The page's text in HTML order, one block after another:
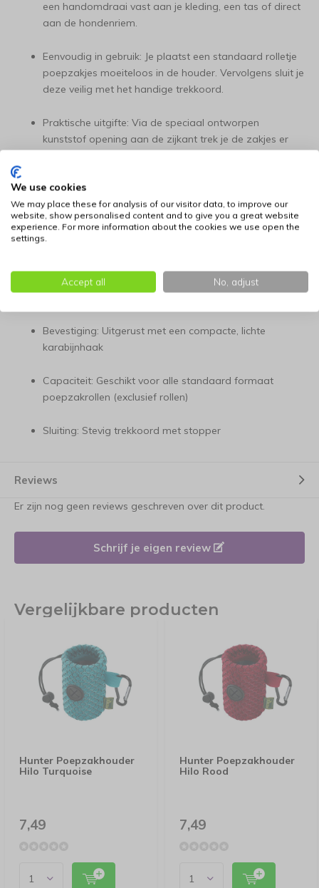
een handomdraai vast aan je kleding, een tas of direct
aan de hondenriem.
Eenvoudig in gebruik: Je plaatst een standaard rolletje
poepzakjes moeiteloos in de houder. Vervolgens sluit je
deze veilig met het handige trekkoord.
Praktische uitgifte: Via de speciaal ontworpen
kunststof opening aan de zijkant trek je de zakjes er
Belangrijkste specificaties
Materiaal: Hoogwaardig, lichtgewicht polyester 3D-
mesh
Afmetingen: Diameter 9,5 cm, hoogte 5 cm
Bevestiging: Uitgerust met een compacte, lichte
karabijnhaak
Capaciteit: Geschikt voor alle standaard formaat
poepzakrollen (exclusief rollen)
Sluiting: Stevig trekkoord met stopper
Reviews
Er zijn nog geen reviews geschreven over dit product.
Schrijf je eigen review
Vergelijkbare producten
Hunter Poepzakhouder
Hilo Turquoise
7,49
Hunter Poepzakhouder
Hilo Rood
7,49
We use cookies
We may place these for analysis of our visitor data, to improve our
website, show personalised content and to give you a great website
experience. For more information about the cookies we use open the
settings.
Accept all No, adjust